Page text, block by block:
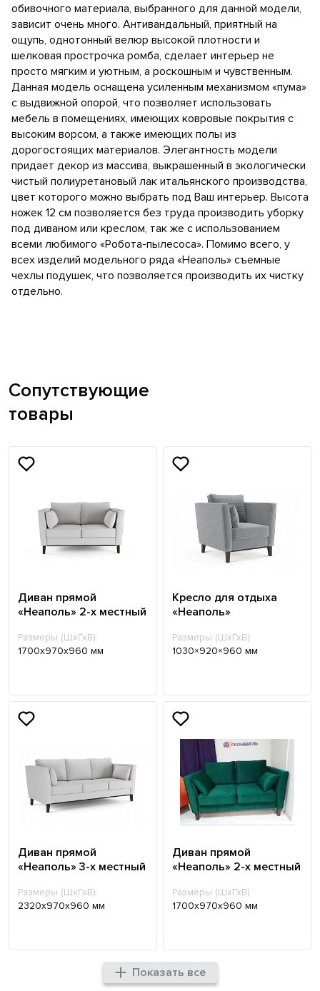
обивочного материала, выбранного для данной модели,
зависит очень много. Антивандальный, приятный на
ощупь, однотонный велюр высокой плотности и
шелковая прострочка ромба, сделает интерьер не
просто мягким и уютным, а роскошным и чувственным.
Данная модель оснащена усиленным механизмом «пума»
с выдвижной опорой, что позволяет использовать
мебель в помещениях, имеющих ковровые покрытия с
высоким ворсом, а также имеющих полы из
дорогостоящих материалов. Элегантность модели
придает декор из массива, выкрашенный в экологически
чистый полиуретановый лак итальянского производства,
цвет которого можно выбрать под Ваш интерьер. Высота
ножек 12 см позволяется без труда производить уборку
под диваном или креслом, так же с использованием
всеми любимого «Робота-пылесоса». Помимо всего, у
всех изделий модельного ряда «Неаполь» съемные
чехлы подушек, что позволяется производить их чистку
отдельно.
Сопутствующие
товары
Диван прямой
«Неаполь» 2-х местный
Размеры (ШхГхВ):
1700х970х960 мм
Кресло для отдыха
«Неаполь»
Размеры (ШхГхВ):
1030×920×960 мм
Диван прямой
«Неаполь» 3-х местный
Размеры (ШхГхВ):
2320х970х960 мм
Диван прямой
«Неаполь» 2-х местный
Размеры (ШхГхВ):
1700х970х960 мм
Показать все